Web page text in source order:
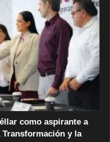
como aspirante a
y la